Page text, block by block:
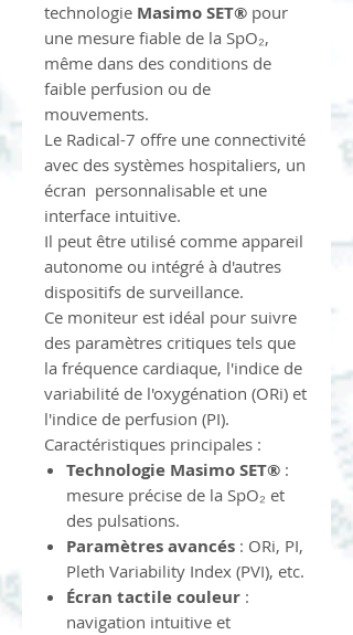
technologie Masimo SET® pour
une mesure fiable de la SpO₂,
même dans des conditions de
faible perfusion ou de
mouvements.
Le Radical-7 offre une connectivité
avec des systèmes hospitaliers, un
écran personnalisable et une
interface intuitive.
Il peut être utilisé comme appareil
autonome ou intégré à d'autres
dispositifs de surveillance.
Ce moniteur est idéal pour suivre
des paramètres critiques tels que
la fréquence cardiaque, l'indice de
variabilité de l'oxygénation (ORi) et
l'indice de perfusion (PI).
Caractéristiques principales :
Technologie Masimo SET® :
mesure précise de la SpO₂ et
des pulsations.
Paramètres avancés : ORi, PI,
Pleth Variability Index (PVI), etc.
Écran tactile couleur :
navigation intuitive et